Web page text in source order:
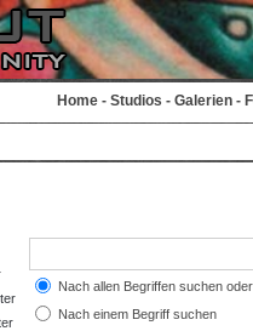
Home - Studios - Galerien -
Nach allen Begriffen suchen
Nach einem Begriff suchen